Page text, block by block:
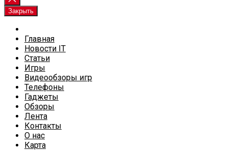
Закрыть
Главная
Новости IT
Статьи
Игры
Видеообзоры игр
Телефоны
Гаджеты
Обзоры
Лента
Контакты
О нас
Карта